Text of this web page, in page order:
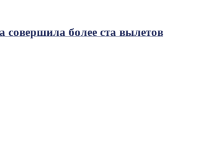
совершила более ста вылетов